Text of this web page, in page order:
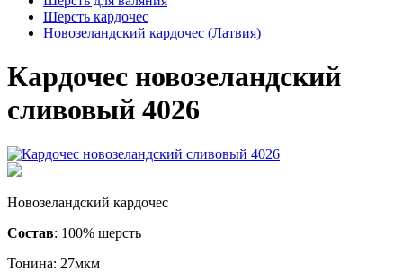
Шерсть кардочес
Новозеландский кардочес (Латвия)
Кардочес новозеландский
сливовый 4026
Новозеландский кардочес
Состав: 100% шерсть
Тонина: 27мкм